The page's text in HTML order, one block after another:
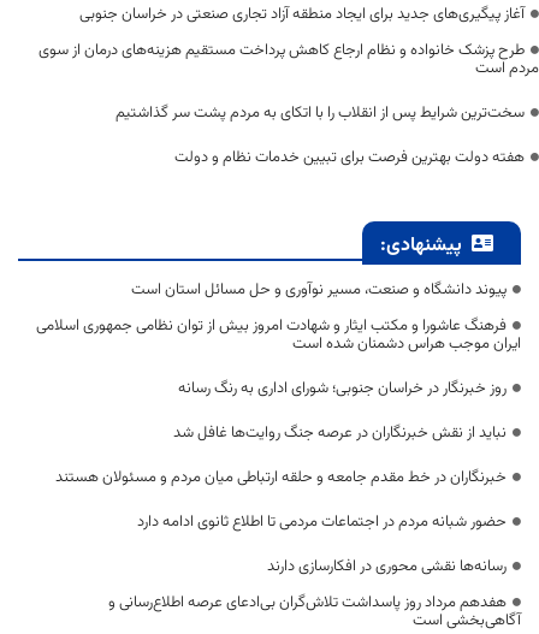
آغاز پیگیری‌های جدید برای ایجاد منطقه آزاد تجاری صنعتی در خراسان جنوبی
طرح پزشک خانواده و نظام ارجاع کاهش پرداخت مستقیم هزینه‌های درمان از سوی
مردم است
سخت‌ترین شرایط پس از انقلاب را با اتکای به مردم پشت سر گذاشتیم
هفته دولت بهترین فرصت برای تبیین خدمات نظام و دولت
پیشنهادی:
پیوند دانشگاه و صنعت، مسیر نوآوری و حل مسائل استان است
فرهنگ عاشورا و مکتب ایثار و شهادت امروز بیش از توان نظامی جمهوری اسلامی
ایران موجب هراس دشمنان شده است
روز خبرنگار در خراسان جنوبی؛ شورای اداری به رنگ رسانه
نباید از نقش خبرنگاران در عرصه جنگ روایت‌ها غافل شد
خبرنگاران در خط مقدم جامعه و حلقه ارتباطی میان مردم و مسئولان هستند
حضور شبانه مردم در اجتماعات مردمی تا اطلاع ثانوی ادامه دارد
رسانه‌ها نقشی محوری در افکارسازی دارند
هفدهم مرداد روز پاسداشت تلاش‌گران بی‌ادعای عرصه اطلاع‌رسانی و
آگاهی‌بخشی است